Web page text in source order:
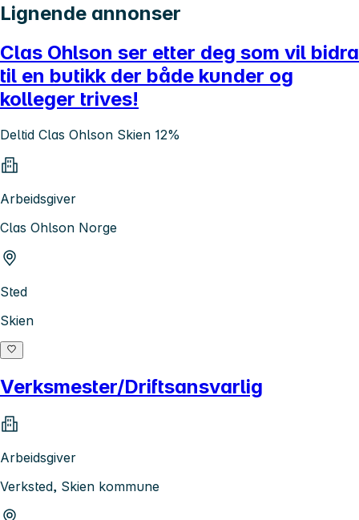
Lignende annonser
Clas Ohlson ser etter deg som vil bidra
til en butikk der både kunder og
kolleger trives!
Deltid Clas Ohlson Skien 12%
Arbeidsgiver
Clas Ohlson Norge
Sted
Skien
Verksmester/Driftsansvarlig
Arbeidsgiver
Verksted, Skien kommune